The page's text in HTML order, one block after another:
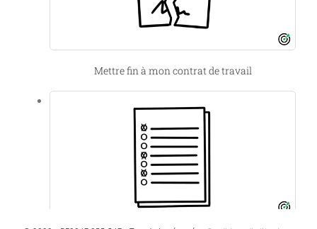
Mettre fin à mon contrat de travail